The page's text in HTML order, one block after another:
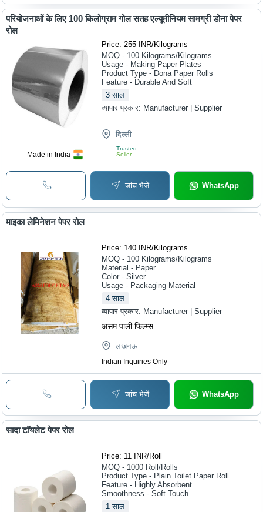
Made in India
परियोजनाओं के लिए 100 किलोग्राम गोल सतह एल्यूमीनियम सामग्री डोना पेपर
रोल
Price: 255 INR/Kilograms
MOQ - 100 Kilograms/Kilograms
Usage - Making Paper Plates
Product Type - Dona Paper Rolls
Feature - Durable And Soft
3 साल
व्यापार प्रकार: Manufacturer | Supplier
दिल्ली
Trusted
Seller
जांच भेजें WhatsApp
माइका लेमिनेशन पेपर रोल
Price: 140 INR/Kilograms
MOQ - 100 Kilograms/Kilograms
Material - Paper
Color - Silver
Usage - Packaging Material
4 साल
व्यापार प्रकार: Manufacturer | Supplier
असम पाली फिल्म्स
लखनऊ
Indian Inquiries Only
जांच भेजें WhatsApp
सादा टॉयलेट पेपर रोल
Price: 11 INR/Roll
MOQ - 1000 Roll/Rolls
Product Type - Plain Toilet Paper Roll
Feature - Highly Absorbent
Smoothness - Soft Touch
1 साल